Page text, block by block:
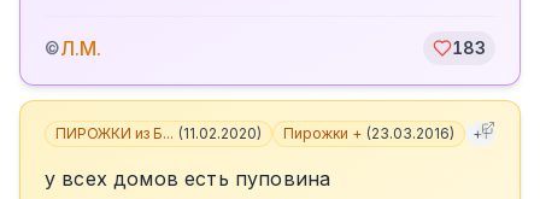
©Л.М. 183
ПИРОЖКИ из Б... (11.02.2020) Пирожки + (23.03.2016) +1
у всех домов есть пуповина